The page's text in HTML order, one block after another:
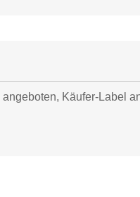
Käufer-Label